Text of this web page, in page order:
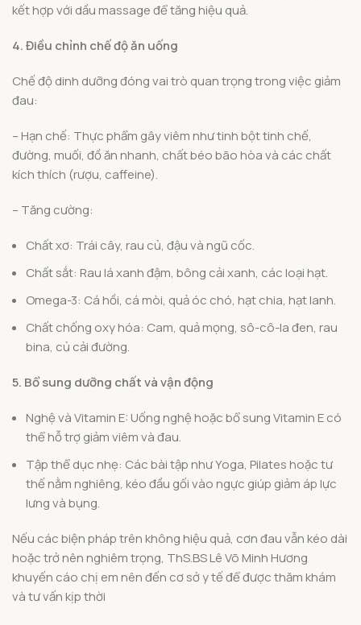
kết hợp với dầu massage để tăng hiệu quả.
4. Điều chỉnh chế độ ăn uống
Chế độ dinh dưỡng đóng vai trò quan trọng trong việc giảm
đau:
– Hạn chế: Thực phẩm gây viêm như tinh bột tinh chế,
đường, muối, đồ ăn nhanh, chất béo bão hòa và các chất
kích thích (rượu, caffeine).
– Tăng cường:
Chất xơ: Trái cây, rau củ, đậu và ngũ cốc.
Chất sắt: Rau lá xanh đậm, bông cải xanh, các loại hạt.
Omega-3: Cá hồi, cá mòi, quả óc chó, hạt chia, hạt lanh.
Chất chống oxy hóa: Cam, quả mọng, sô-cô-la đen, rau
bina, củ cải đường.
5. Bổ sung dưỡng chất và vận động
Nghệ và Vitamin E: Uống nghệ hoặc bổ sung Vitamin E có
thể hỗ trợ giảm viêm và đau.
Tập thể dục nhẹ: Các bài tập như Yoga, Pilates hoặc tư
thế nằm nghiêng, kéo đầu gối vào ngực giúp giảm áp lực
lưng và bụng.
Nếu các biện pháp trên không hiệu quả, cơn đau vẫn kéo dài
hoặc trở nên nghiêm trọng, ThS.BS Lê Võ Minh Hương
khuyến cáo chị em nên đến cơ sở y tế để được thăm khám
và tư vấn kịp thời